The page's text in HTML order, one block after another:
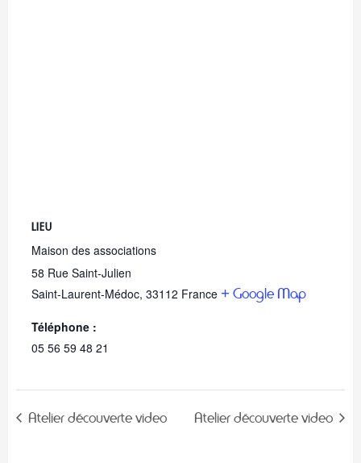
LIEU
Maison des associations
58 Rue Saint-Julien
Saint-Laurent-Médoc, 33112 France + Google Map
Téléphone :
05 56 59 48 21
Atelier découverte video Atelier découverte video